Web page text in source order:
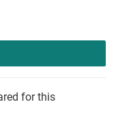
for this